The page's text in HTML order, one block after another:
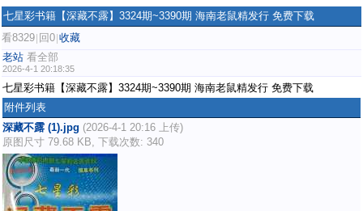
七星彩书籍【深藏不露】3324期~3390期 海南老鼠精发行 免费下载
看8329 回0 收藏
老站 看全部
2026-4-1 20:18:35
七星彩书籍【深藏不露】3324期~3390期 海南老鼠精发行 免费下载
附件列表
深藏不露 (1).jpg (2026-4-1 20:16 上传)
原图尺寸 79.68 KB, 下载次数: 340